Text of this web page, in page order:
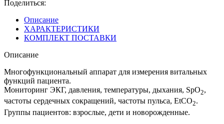
Поделиться:
Описание
ХАРАКТЕРИСТИКИ
КОМПЛЕКТ ПОСТАВКИ
Описание
Многофункциональный аппарат для измерения витальных
функций пациента.
Мониторинг ЭКГ, давления, температуры, дыхания, SpO2,
частоты сердечных сокращений, частоты пульса, EtCO2.
Группы пациентов: взрослые, дети и новорожденные.